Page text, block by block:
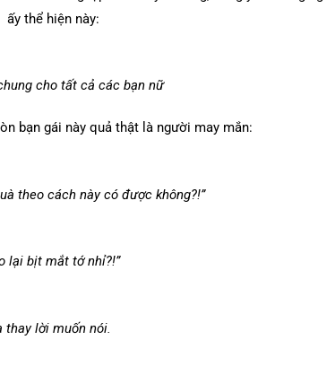
ấy thể hiện này:
cho tất cả các bạn nữ
bạn gái này quả thật là người may mắn:
theo cách này có được không?!”
lại bịt mắt tớ nhỉ?!”
lời muốn nói.